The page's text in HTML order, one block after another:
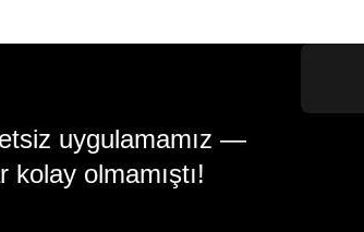
uygulamamız —
olmamıştı!